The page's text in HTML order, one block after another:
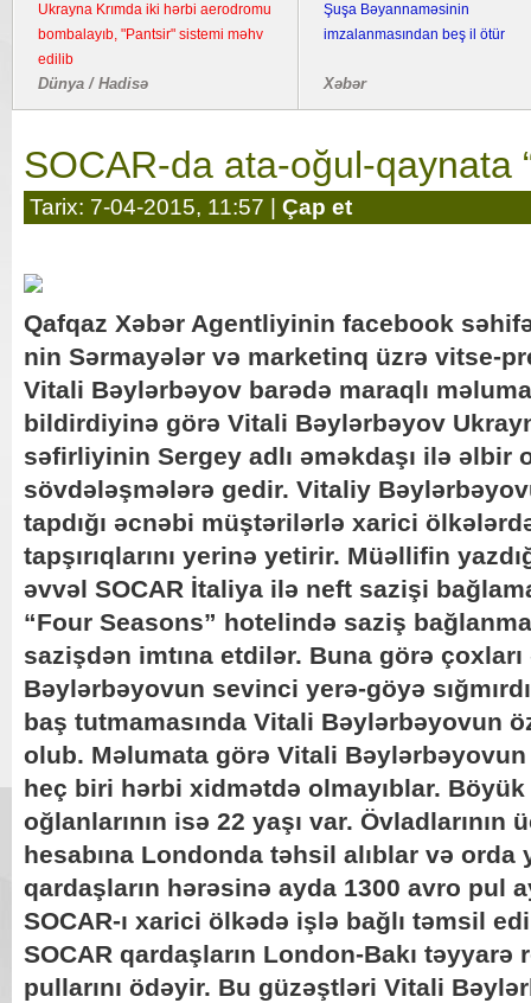
Ukrayna Krımda iki hərbi aerodromu
bombalayıb, "Pantsir" sistemi məhv
edilib
Dünya / Hadisə
Şuşa Bəyannaməsinin
imzalanmasından beş il ötür
Xəbər
SOCAR-da ata-oğul-qaynata
Tarix: 7-04-2015, 11:57 | Çap et
Qafqaz Xəbər Agentliyinin facebook
nin Sərmayələr və marketinq üzrə vitse-
Vitali Bəylərbəyov barədə maraqlı
bildirdiyinə görə Vitali Bəylərbəyov
səfirliyinin Sergey adlı əməkdaşı ilə əlbir
sövdələşmələrə gedir. Vitaliy
tapdığı əcnəbi müştərilərlə xarici
tapşırıqlarını yerinə yetirir. Müəllifin
əvvəl SOCAR İtaliya ilə neft sazişi
“Four Seasons” hotelində saziş
sazişdən imtına etdilər. Buna görə
Bəylərbəyovun sevinci yerə-göyə
baş tutmamasında Vitali Bəylərbəyovun
olub. Məlumata görə Vitali
heç biri hərbi xidmətdə olmayıblar.
oğlanlarının isə 22 yaşı var. Övladlarının
hesabına Londonda təhsil alıblar və orda
qardaşların hərəsinə ayda 1300 avro pul
SOCAR-ı xarici ölkədə işlə bağlı təmsil
SOCAR qardaşların London-Bakı
pullarını ödəyir. Bu güzəştləri Vitali